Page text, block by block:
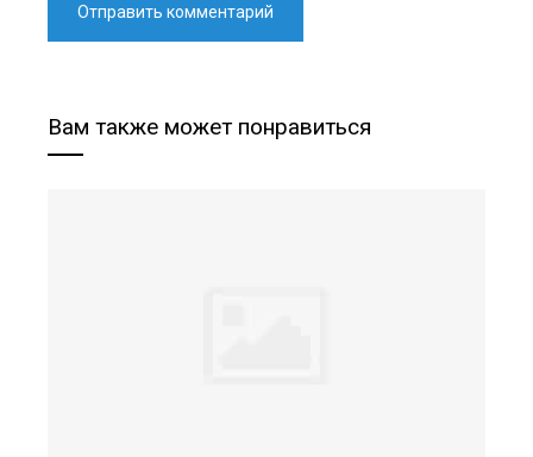
Вам также может понравиться